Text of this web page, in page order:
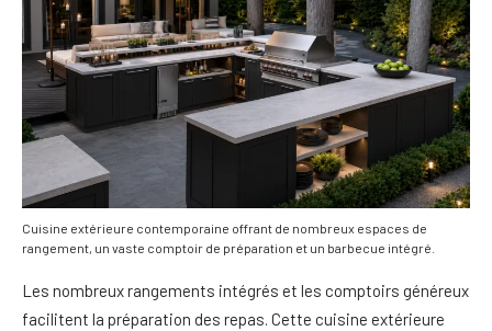
Cuisine extérieure contemporaine offrant de nombreux espaces de
rangement, un vaste comptoir de préparation et un barbecue intégré.
Les nombreux rangements intégrés et les comptoirs généreux
facilitent la préparation des repas. Cette cuisine extérieure